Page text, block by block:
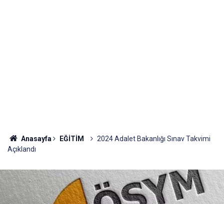
Anasayfa EĞİTİM
2024 Adalet Bakanlığı Sınav Takvimi
Açıklandı